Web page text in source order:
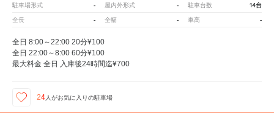
駐車場形式 - 屋内外形式 - 駐車台数 14台
全長 - 全幅 - 車高 -
全日 8:00～22:00 20分¥100
全日 22:00～8:00 60分¥100
最大料金 全日 入庫後24時間迄¥700
24 人がお気に入りの駐車場